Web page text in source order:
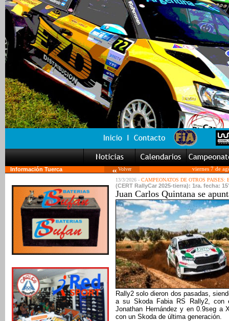
Información Tuerca Volver
viernes 7 de
13/3/2026 - CAMPEONATOS DE OTROS PAISES:
(CERT RallyCar 2025-tierra): 1ra. fecha:
Juan Carlos Quintana se
Rally2 solo dieron dos pasadas,
a su Skoda Fabia RS Rally2, con
Jonathan Hernández y en 0.9seg a
con un Skoda de última generación.